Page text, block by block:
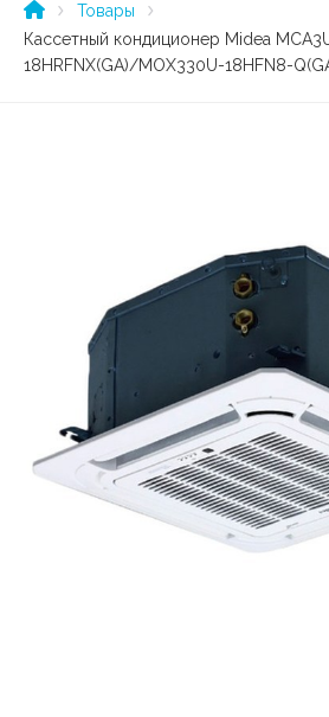
Товары
Кассетный кондиционер Midea
18HRFNX(GA)/MOX330U-18HFN8-